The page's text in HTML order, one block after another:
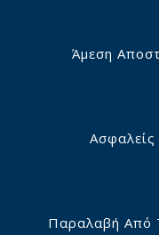
Άμεση
Παραλαβή Από